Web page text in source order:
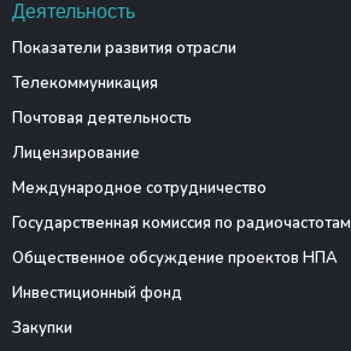
Деятельность
Показатели развития отрасли
Телекоммуникация
Почтовая деятельность
Лицензирование
Международное сотрудничество
Государственная комиссия по радиочастотам
Общественное обсуждение проектов НПА
Инвестиционный фонд
Закупки